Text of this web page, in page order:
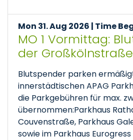
Mon 31. Aug 2026 | Time
MO 1 Vormittag:
der Großkölnstraße
Blutspender parken
innerstädtischen APAG
die Parkgebühren für max.
übernommen:Parkhaus
Couvenstraße, Parkhaus
sowie im Parkhaus